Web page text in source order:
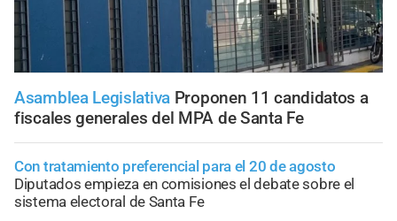
Asamblea Legislativa Proponen 11 candidatos a
fiscales generales del MPA de Santa Fe
Con tratamiento preferencial para el 20 de agosto
Diputados empieza en comisiones el debate sobre el
sistema electoral de Santa Fe